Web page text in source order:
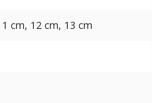
cm, 12 cm, 13 cm